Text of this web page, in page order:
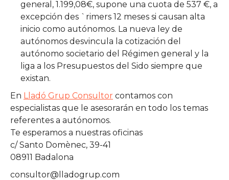
general, 1.199,08€, supone una cuota de 537 €, a
excepción des `rimers 12 meses si causan alta
inicio como autónomos. La nueva ley de
autónomos desvincula la cotización del
autónomo societario del Régimen general y la
liga a los Presupuestos del Sido siempre que
existan.
En Lladó Grup Consultor contamos con
especialistas que le asesorarán en todo los temas
referentes a autónomos.
Te esperamos a nuestras oficinas
c/ Santo Domènec, 39-41
08911 Badalona
consultor@lladogrup.com